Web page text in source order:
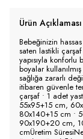
Ürün Açıklaması
Bebeğinizin
saten lastikli
yapısıyla konforlu
boyalar
sağlığa zararlı
itibaren güvenle
çarşaf • 1 adet
55x95+15 cm,
80x140+15 cm •
90x190+20 cm,
cmÜretim